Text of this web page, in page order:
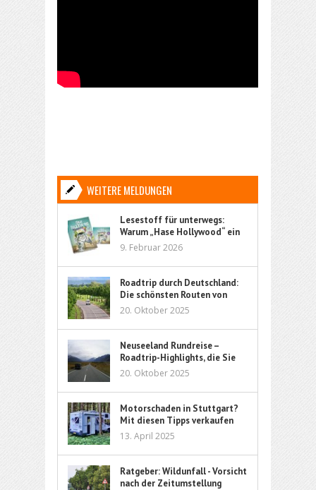
WEITERE MELDUNGEN
Lesestoff für unterwegs:
Warum „Hase Hollywood“ ein
ideales Kinderbuch für Reisen
9. Februar 2026
Roadtrip durch Deutschland:
Die schönsten Routen von
Nord bis Süd
20. Oktober 2025
Neuseeland Rundreise –
Roadtrip-Highlights, die Sie
nicht verpassen sollten
20. Oktober 2025
Motorschaden in Stuttgart?
Mit diesen Tipps verkaufen
Sie Ihr Auto sorgenfrei
13. April 2025
Ratgeber: Wildunfall - Vorsicht
nach der Zeitumstellung